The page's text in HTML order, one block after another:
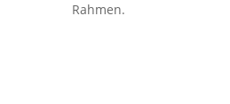
Rahmen.